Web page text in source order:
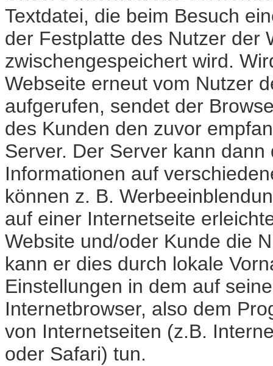
Textdatei, die beim Besuch
der Festplatte des Nutzer der
zwischengespeichert wird.
Webseite erneut vom Nutzer
aufgerufen, sendet der
des Kunden den zuvor
Server. Der Server kann
Informationen auf
können z. B.
auf einer Internetseite
Website und/oder Kunde die
kann er dies durch lokale
Einstellungen in dem auf
Internetbrowser, also dem
von Internetseiten (z.B.
oder Safari) tun.